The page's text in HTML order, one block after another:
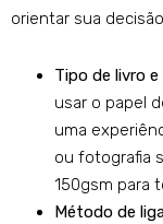
orientar sua
Tipo de livro e
usar o papel
uma
ou fotografia
150gsm para
Método de